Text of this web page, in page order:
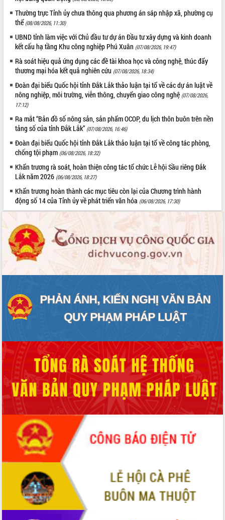
Lắk
Khơi thông điểm nghẽn, đẩy nhanh
giải ngân vốn khắc phục thiên tai
HĐND tỉnh thông qua điều chỉnh Quy
hoạch tỉnh thời kỳ 2021-2030
Hội thảo góp ý hồ sơ điều chỉnh quy
tầm nhìn đến năm 2050
Nâng cao hiệu quả hoạt động của các
doanh nghiệp nhà nước
Hội nghị triển khai kết nối mạng
truyền số liệu chuyên dùng phục vụ cơ
quan Đảng, Nhà nước
Lễ phát động chuỗi hoạt động chung
tay làm sạch môi trường
Xã Ea Kar bước chuyển mình trong
công tác cải cách hành chính mô hình
mới
UBND tỉnh họp báo định kỳ tháng 4
năm 2026
Hội thảo khoa học “Giải pháp thúc đẩy
phát triển nền kinh tế xanh tại tỉnh
Đắk Lắk”
Tăng cường giám sát, đôn đốc thực
hiện nhiệm vụ quản lý tài sản công
Tháo gỡ những vướng mắc, đẩy mạnh
công tác cải cách thủ tục hành chính
tại Trung tâm Phục vụ hành chính
Đắk Lắk: Tôn vinh 46 giải pháp tại Hội
thi Sáng tạo Kỹ thuật 2024 - 2025
Đắk Lắk rà soát, điều chỉnh Đề án 190
về phát triển nuôi trồng thủy sản
Phó Chủ tịch UBND tỉnh Đắk Lắk
Trương Công Thái kiểm tra thực địa
Dự án cao tốc Khánh Hòa - Buôn Ma
Thuột
Định vị cà phê Việt Nam như một “di
sản sống” trong dòng chảy toàn cầu
Xây dựng nông thôn mới: Nâng cao đời
sống người dân từ những mô hình thiết
Quyết liệt tháo gỡ vướng mắc, đẩy
nhanh tiến độ các dự án trọng điểm
trong Khu kinh tế Nam Phú Yên
Hòn Yến phát triển du lịch gắn với bảo
Thường trực Tỉnh ủy chưa thông qua phương án sáp nhập xã, phường cụ
thể (08/08/2026, 11:30)
UBND tỉnh làm việc với Chủ đầu tư dự án Đầu tư xây dựng và kinh doanh
kết cấu hạ tầng Khu công nghiệp Phú Xuân (07/08/2026, 19:47)
Rà soát hiệu quả ứng dụng các đề tài khoa học và công nghệ, thúc đẩy
thương mại hóa kết quả nghiên cứu (07/08/2026, 18:34)
Đoàn đại biểu Quốc hội tỉnh Đắk Lắk thảo luận tại tổ về các dự án luật về
nông nghiệp, môi trường, viễn thông, chuyển giao công nghệ (07/08/2026,
17:12)
Ra mắt “Bản đồ số nông sản, sản phẩm OCOP, du lịch thôn buôn trên nền
tảng số của tỉnh Đắk Lắk” (07/08/2026, 16:46)
Đoàn đại biểu Quốc hội tỉnh Đắk Lắk thảo luận tại tổ về công tác phòng,
chống tội phạm (06/08/2026, 18:32)
Khẩn trương rà soát, hoàn thiện công tác tổ chức Lễ hội Sầu riêng Đắk
Lắk năm 2026 (06/08/2026, 18:27)
Khẩn trương hoàn thành các mục tiêu còn lại của Chương trình hành
động số 14 của Tỉnh ủy về phát triển văn hóa (06/08/2026, 17:30)